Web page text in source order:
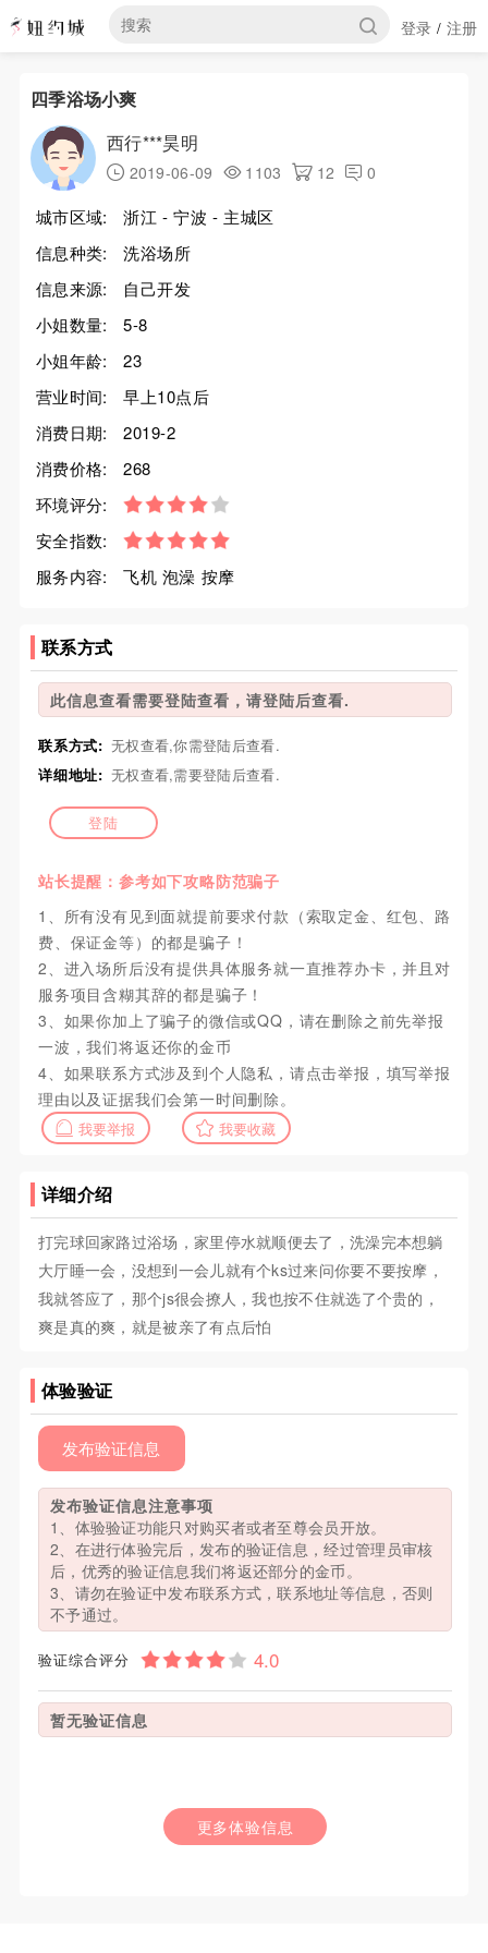
登录 / 注册
四季浴场小爽
西行***昊明
2019-06-09 1103 12 0
城市区域:
浙江 - 宁波 - 主城区
信息种类:
洗浴场所
信息来源:
自己开发
小姐数量:
5-8
小姐年龄:
23
营业时间:
早上10点后
消费日期:
2019-2
消费价格:
268
环境评分:
安全指数:
服务内容:
飞机 泡澡 按摩
联系方式
此信息查看需要登陆查看，请登陆后查看.
联系方式: 无权查看,你需登陆后查看.
详细地址: 无权查看,需要登陆后查看.
登陆
站长提醒：参考如下攻略防范骗子
1、所有没有见到面就提前要求付款（索取定金、红包、路
费、保证金等）的都是骗子！
2、进入场所后没有提供具体服务就一直推荐办卡，并且对
服务项目含糊其辞的都是骗子！
3、如果你加上了骗子的微信或QQ，请在删除之前先举报
一波，我们将返还你的金币
4、如果联系方式涉及到个人隐私，请点击举报，填写举报
理由以及证据我们会第一时间删除。
我要举报 我要收藏
详细介绍
打完球回家路过浴场，家里停水就顺便去了，洗澡完本想躺
大厅睡一会，没想到一会儿就有个ks过来问你要不要按摩，
我就答应了，那个js很会撩人，我也按不住就选了个贵的，
爽是真的爽，就是被亲了有点后怕
体验验证
发布验证信息
发布验证信息注意事项
1、体验验证功能只对购买者或者至尊会员开放。
2、在进行体验完后，发布的验证信息，经过管理员审核
后，优秀的验证信息我们将返还部分的金币。
3、请勿在验证中发布联系方式，联系地址等信息，否则
不予通过。
验证综合评分
暂无验证信息
更多体验信息